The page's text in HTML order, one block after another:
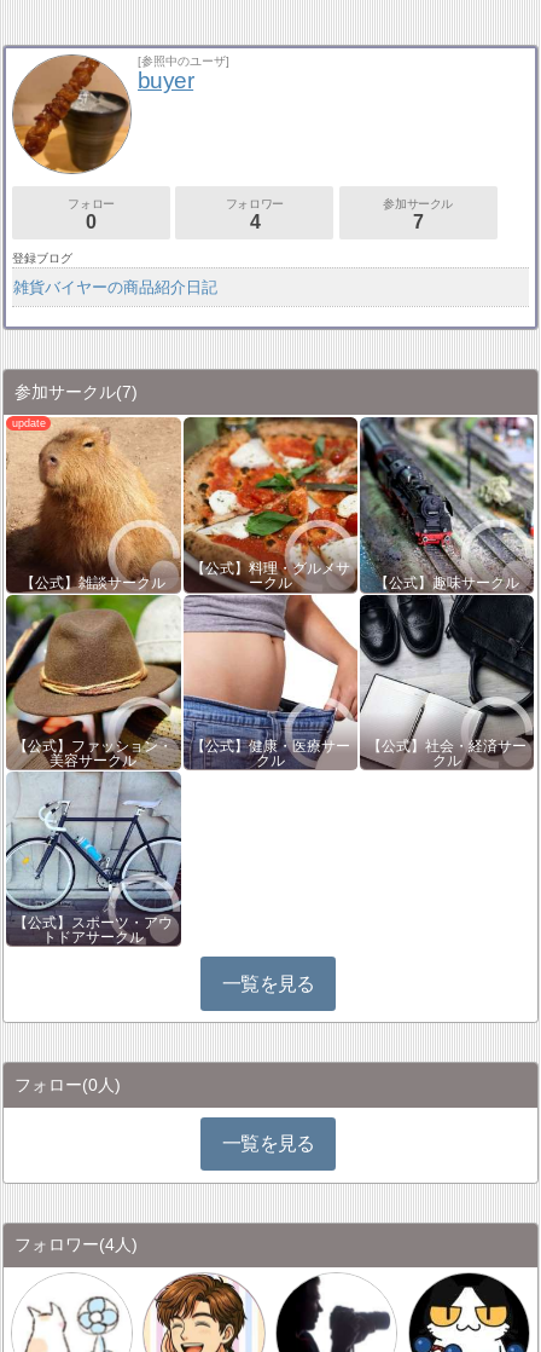
[参照中のユーザ]
buyer
フォロー
0
フォロワー
4
参加サークル
7
登録ブログ
雑貨バイヤーの商品紹介日記
参加サークル(7)
【公式】雑談サークル
【公式】料理・グルメサ
ークル
【公式】趣味サークル
【公式】ファッション・
美容サークル
【公式】健康・医療サー
クル
【公式】社会・経済サー
クル
【公式】スポーツ・アウ
トドアサークル
一覧を見る
フォロー(0人)
一覧を見る
フォロワー(4人)